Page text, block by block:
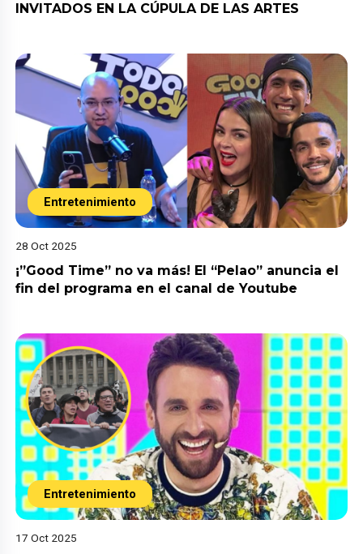
INVITADOS EN LA CÚPULA DE LAS ARTES
Entretenimiento
28 Oct 2025
¡”Good Time” no va más! El “Pelao” anuncia el
fin del programa en el canal de Youtube
Entretenimiento
17 Oct 2025